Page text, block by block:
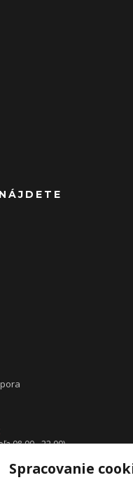
08.00 - 22.00)
Spracovanie